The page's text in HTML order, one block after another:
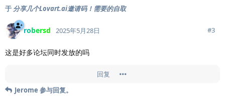
于 分享几个Lovart.ai邀请码！需要的自取
robersd 2025年5月28日 #3
这是好多论坛同时发放的吗
回复
Jerome 参与回复。